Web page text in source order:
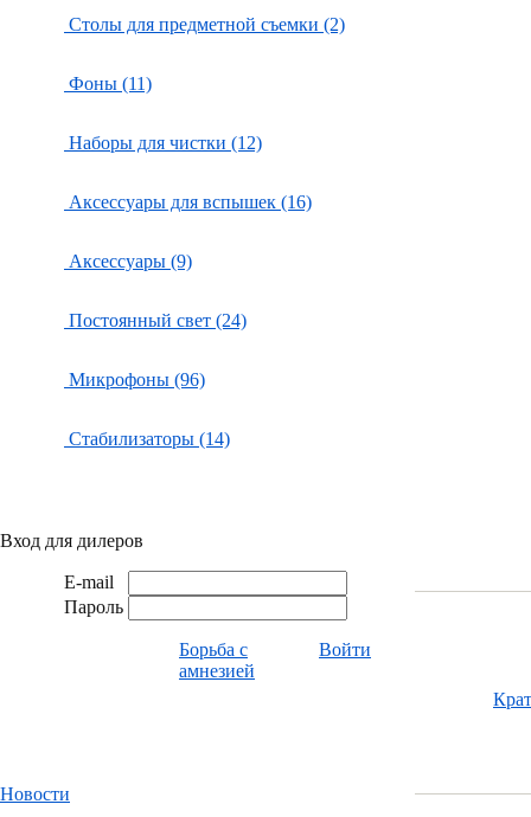
Столы для предметной съемки (2)
Фоны (11)
Наборы для чистки (12)
Аксессуары для вспышек (16)
Аксессуары (9)
Постоянный свет (24)
Микрофоны (96)
Стабилизаторы (14)
Вход для дилеров
E-mail
Пароль
Борьба с
амнезией
Войти
Новости